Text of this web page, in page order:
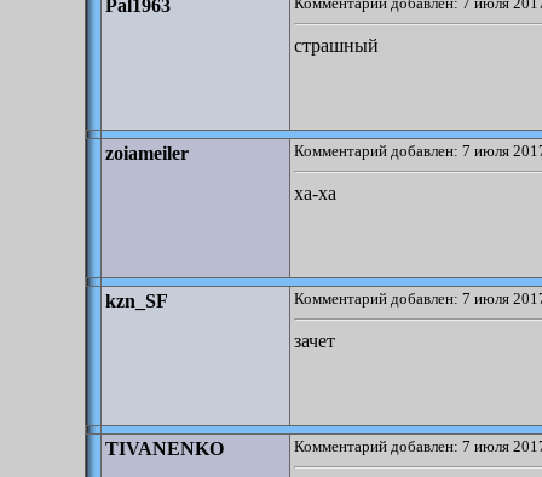
Pal1963
страшный
zoiameiler Комментарий добавлен: 7 июля
xa-xa
kzn_SF Комментарий добавлен: 7 июля
зачет
TIVANENKO Комментарий добавлен: 7 июля